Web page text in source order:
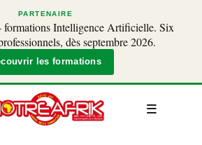
PARTENAIRE
Intelligence Artificielle. Six
dès septembre 2026.
les formations